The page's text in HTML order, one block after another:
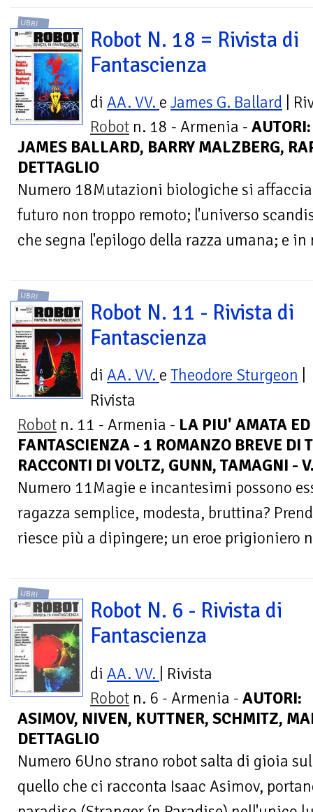
LIBRI
Robot N. 18 = Rivista di
Fantascienza
di AA. VV. e James G. Ballard |
Robot n. 18 - Armenia - AUTORI:
JAMES BALLARD, BARRY MALZBERG,
DETTAGLIO
Numero 18Mutazioni biologiche si
futuro non troppo remoto; l'universo
che segna l'epilogo della razza umana; e
LIBRI
Robot N. 11 - Rivista di
Fantascienza
di AA. VV. e Theodore Sturgeon
Rivista
Robot n. 11 - Armenia - LA PIU' AMATA
FANTASCIENZA - 1 ROMANZO BREVE DI
RACCONTI DI VOLTZ, GUNN, TAMAGNI -
Numero 11Magie e incantesimi possono
ragazza semplice, modesta, bruttina?
riesce più a dipingere; un eroe prigioniero
LIBRI
Robot N. 6 - Rivista di
Fantascienza
di AA. VV.
| Rivista
Robot n. 6 - Armenia - AUTORI:
ASIMOV, NIVEN, KUTTNER, SCHMITZ,
DETTAGLIO
Numero 6Uno strano robot salta di gioia
quello che ci racconta Isaac Asimov,